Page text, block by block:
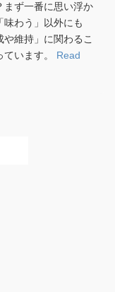
まず一番に思い浮か
わう」以外にも
や維持」に関わるこ
います。 Read